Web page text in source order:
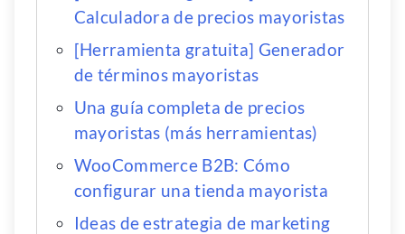
Calculadora de precios mayoristas
[Herramienta gratuita] Generador
de términos mayoristas
Una guía completa de precios
mayoristas (más herramientas)
WooCommerce B2B: Cómo
configurar una tienda mayorista
Ideas de estrategia de marketing